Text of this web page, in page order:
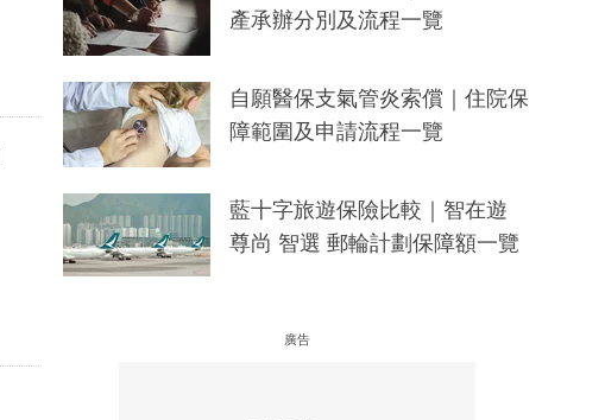
產承辦分別及流程一覽
自願醫保支氣管炎索償｜住院保
障範圍及申請流程一覽
藍十字旅遊保險比較｜智在遊
尊尚 智選 郵輪計劃保障額一覽
廣告